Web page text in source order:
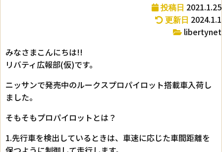
投稿日 2021.1.25
更新日 2024.1.1
libertynet
みなさまこんにちは!!
リバティ広報部(仮)です。
ニッサンで発売中のルークスプロパイロット搭載車入荷し
ました。
そもそもプロパイロットとは？
1.先行車を検出しているときは、車速に応じた車間距離を